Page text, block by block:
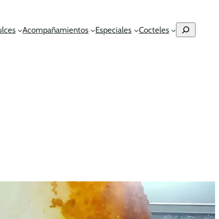
Acompañamientos Especiales Cocteles Buscar